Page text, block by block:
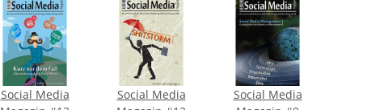
Social Media
Social Media
Social Media